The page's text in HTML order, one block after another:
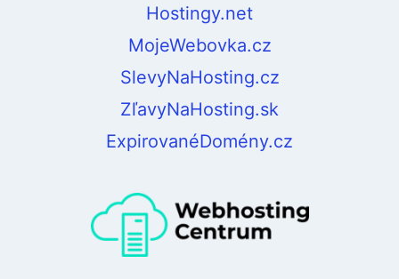
Hostingy.net
MojeWebovka.cz
SlevyNaHosting.cz
ZľavyNaHosting.sk
ExpirovanéDomény.cz